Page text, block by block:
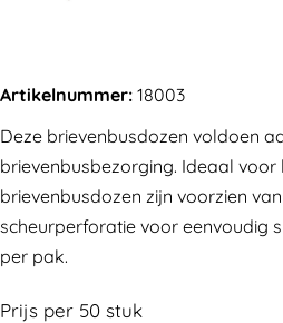
Artikelnummer: 18003
Deze brievenbusdozen voldoen
brievenbusbezorging. Ideaal voor
brievenbusdozen zijn voorzien
scheurperforatie voor eenvoudig
per pak.
Prijs per 50 stuk